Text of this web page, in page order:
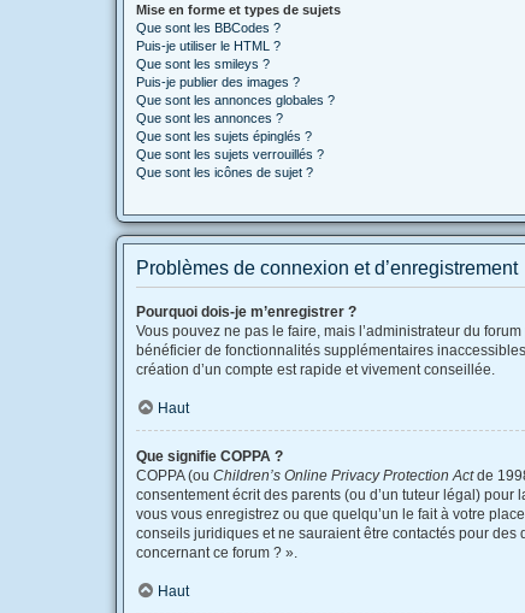
Mise en forme et types de sujets
Que sont les BBCodes ?
Puis-je utiliser le HTML ?
Que sont les smileys ?
Puis-je publier des images ?
Que sont les annonces globales ?
Que sont les annonces ?
Que sont les sujets épinglés ?
Que sont les sujets verrouillés ?
Que sont les icônes de sujet ?
Problèmes de connexion et d’enregistrement
Pourquoi dois-je m’enregistrer ?
Vous pouvez ne pas le faire, mais l’administrateur du
bénéficier de fonctionnalités supplémentaires
création d’un compte est rapide et vivement conseillée.
Haut
Que signifie COPPA ?
COPPA (ou Children’s Online Privacy Protection Actde
consentement écrit des parents (ou d’un tuteur légal) pour
vous vous enregistrez ou que quelqu’un le fait à votre
conseils juridiques et ne sauraient être contactés pour
concernant ce forum ? ».
Haut